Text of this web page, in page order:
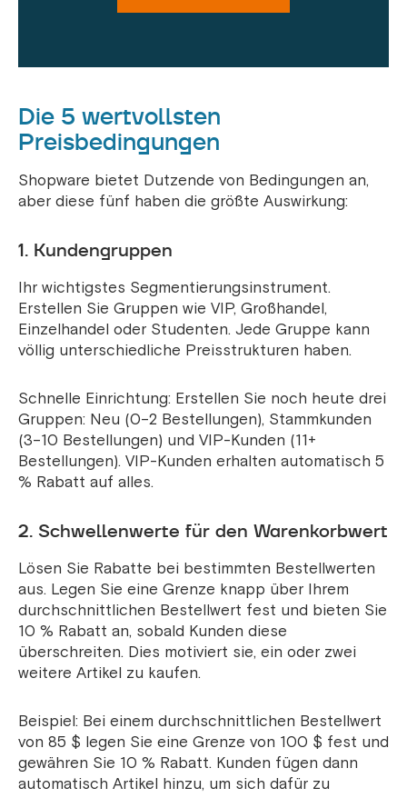
Die 5 wertvollsten
Preisbedingungen
Shopware bietet Dutzende von Bedingungen an,
aber diese fünf haben die größte Auswirkung:
1. Kundengruppen
Ihr wichtigstes Segmentierungsinstrument.
Erstellen Sie Gruppen wie VIP, Großhandel,
Einzelhandel oder Studenten. Jede Gruppe kann
völlig unterschiedliche Preisstrukturen haben.
Schnelle Einrichtung: Erstellen Sie noch heute drei
Gruppen: Neu (0–2 Bestellungen), Stammkunden
(3–10 Bestellungen) und VIP-Kunden (11+
Bestellungen). VIP-Kunden erhalten automatisch 5
% Rabatt auf alles.
2. Schwellenwerte für den Warenkorbwert
Lösen Sie Rabatte bei bestimmten Bestellwerten
aus. Legen Sie eine Grenze knapp über Ihrem
durchschnittlichen Bestellwert fest und bieten Sie
10 % Rabatt an, sobald Kunden diese
überschreiten. Dies motiviert sie, ein oder zwei
weitere Artikel zu kaufen.
Beispiel: Bei einem durchschnittlichen Bestellwert
von 85 $ legen Sie eine Grenze von 100 $ fest und
gewähren Sie 10 % Rabatt. Kunden fügen dann
automatisch Artikel hinzu, um sich dafür zu